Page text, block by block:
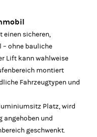
einen sicheren,
ohne bauliche
Lift kann wahlweise
montiert
Fahrzeugtypen und
Platz, wird
angehoben und
geschwenkt.